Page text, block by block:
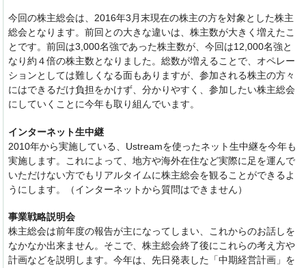
今回の株主総会は、2016年3月末現在の株主の方を対象とした株主
総会となります。前回との大きな違いは、株主数が大きく増えたこ
とです。前回は3,000名強であった株主数が、今回は12,000名強と
なり約４倍の株主数となりました。総数が増えることで、オペレー
ションとしては難しくなる面もありますが、参加される株主の方々
にはできるだけ負担をかけず、分かりやすく、参加したい株主総会
にしていくことに今年も取り組んでいます。
インターネット生中継
2010年から実施している、Ustreamを使ったネット生中継を今年も
実施します。これによって、地方や海外在住など実際に足を運んで
いただけない方でもリアルタイムに株主総会を観ることができるよ
うにします。（インターネットから質問はできません）
事業戦略説明会
株主総会は前年度の報告が主になってしまい、これからのお話しを
なかなか出来ません。そこで、株主総会終了後にこれらの考え方や
計画などを説明します。今年は、先日発表した「中期経営計画」を